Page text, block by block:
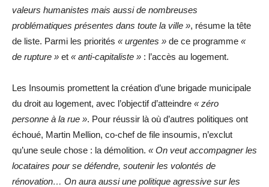
valeurs humanistes mais aussi de nombreuses
problématiques présentes dans toute la ville », résume la tête
de liste. Parmi les priorités « urgentes » de ce programme «
de rupture » et « anti-capitaliste » : l’accès au logement.
Les Insoumis promettent la création d’une brigade municipale
du droit au logement, avec l’objectif d’atteindre « zéro
personne à la rue ». Pour réussir là où d’autres politiques ont
échoué, Martin Mellion, co-chef de file insoumis, n’exclut
qu’une seule chose : la démolition. « On veut accompagner les
locataires pour se défendre, soutenir les volontés de
rénovation… On aura aussi une politique agressive sur les